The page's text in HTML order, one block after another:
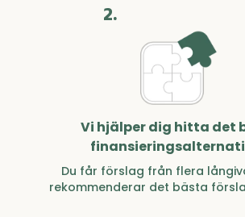
2.
Vi hjälper dig hitta det
Du får förslag från flera
rekommenderar det bästa